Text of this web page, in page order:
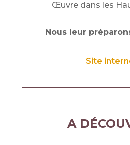
Œuvre dans les
Nous leur
Site
A